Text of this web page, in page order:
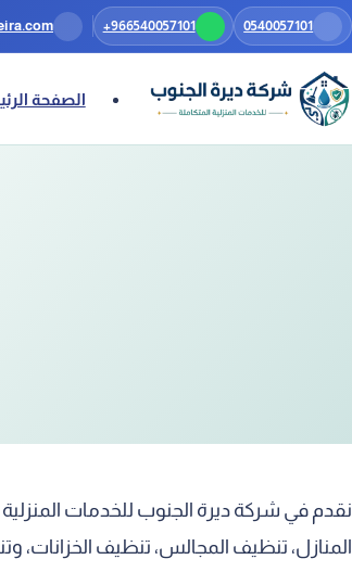
تخطَّ إلى المحتوى
0540057101
+966540057101
الصفحة
نقدم في شركة ديرة الجنوب للخدمات المنزلية
المنازل، تنظيف المجالس، تنظيف الخزانات،